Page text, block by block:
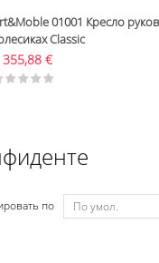
01001 Кресло
Classic
€
по По умол.